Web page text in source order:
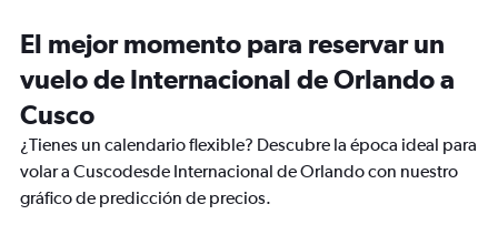
El mejor momento para reservar un
vuelo de Internacional de Orlando a
Cusco
¿Tienes un calendario flexible? Descubre la época ideal para
volar a Cuscodesde Internacional de Orlando con nuestro
gráfico de predicción de precios.